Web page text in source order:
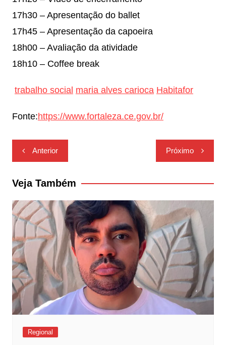
17h30 – Apresentação do ballet
17h45 – Apresentação da capoeira
18h00 – Avaliação da atividade
18h10 – Coffee break
trabalho social maria alves carioca Habitafor
Fonte:https://www.fortaleza.ce.gov.br/
Navegação
de
Post
Anterior Próximo
Veja Também
Regional